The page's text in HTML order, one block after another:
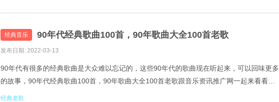
经典音乐 90年代经典歌曲100首，90年歌曲大全100首老歌
发布日期: 2022-03-13
90年代有很多的经典歌曲是大众难以忘记的，这些90年代的歌曲现在听起来，可以回味更多
的故事，90年代经典歌曲100首，90年歌曲大全100首老歌跟音乐资讯推广网一起来看看。
1.姜玉阳-回忆总想哭 2.凤凰传奇-自由飞翔 3.FI.R
经典老歌